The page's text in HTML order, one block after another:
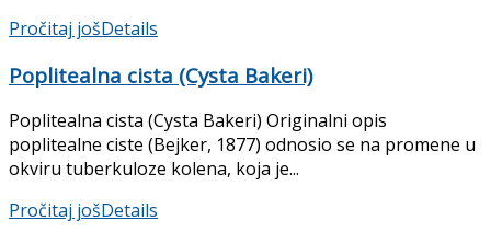
Pročitaj jošDetails
Poplitealna cista (Cysta Bakeri)
Poplitealna cista (Cysta Bakeri) Originalni opis
poplitealne ciste (Bejker, 1877) odnosio se na promene u
okviru tuberkuloze kolena, koja je...
Pročitaj jošDetails